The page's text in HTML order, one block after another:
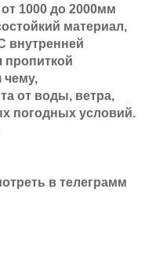
1000 до 2000мм
материал,
внутренней
пропиткой
чему,
от воды, ветра,
погодных условий.
в телеграмм